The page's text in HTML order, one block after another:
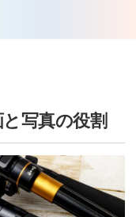
写真の役割